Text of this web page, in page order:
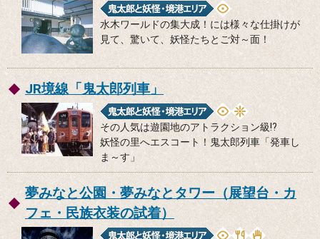
水木ワールドの集大成！には様々な仕掛けが
見て、驚いて、妖怪たちとご対～面！
JR境線「鬼太郎列車」
その人気は遊園地のアトラクション級!?
妖怪の里へエスコート！鬼太郎列車「発車し
ま～す」
夢みなと公園・夢みなとタワー（展望台・カ
フェ・民族衣装の試着）